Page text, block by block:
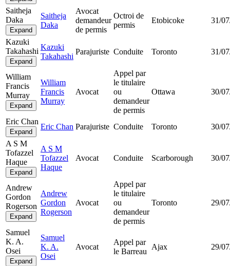
Saitheja
Daka
Expand
Saitheja
Daka
Avocat
demandeur
de permis
Octroi de
permis
Etobicoke 31/
Kazuki
Takahashi
Expand
Kazuki
Takahashi
Parajuriste Conduite Toronto 31/
William
Francis
Murray
Expand
William
Francis
Murray
Avocat
Appel par
le titulaire
ou
demandeur
de permis
Ottawa 30/
Eric Chan
Expand
Eric Chan Parajuriste Conduite Toronto
30/
A S M
Tofazzel
Haque
Expand
A S M
Tofazzel
Haque
Avocat Conduite Scarborough 30/
Andrew
Gordon
Rogerson
Expand
Andrew
Gordon
Rogerson
Avocat
Appel par
le titulaire
ou
demandeur
de permis
Toronto 29/
Samuel
K. A.
Osei
Expand
Samuel
K. A.
Osei
Avocat
Appel par
le Barreau
Ajax 29/